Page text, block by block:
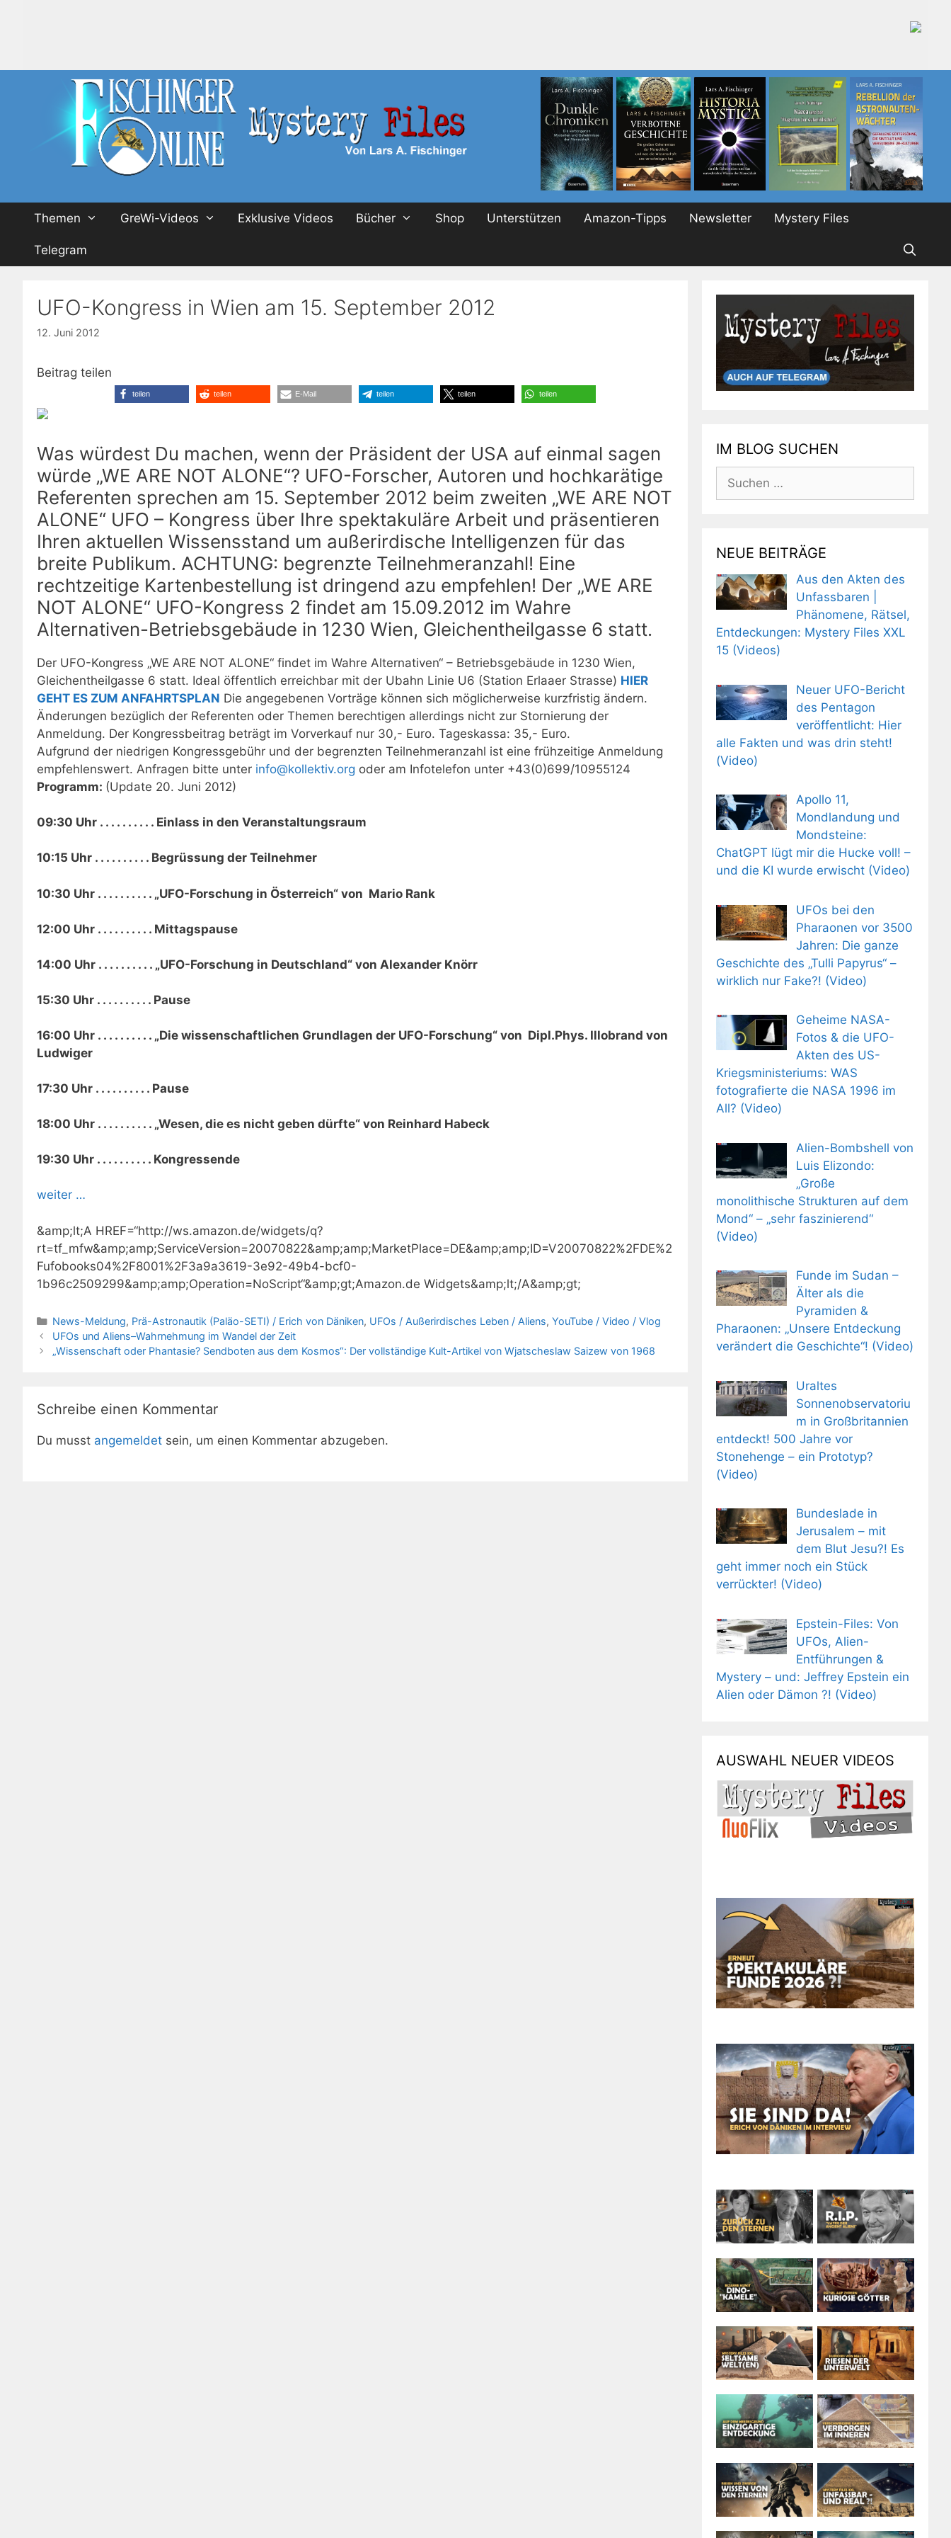
Themen GreWi-Videos Exklusive Videos Bücher Shop Unterstützen Amazon-Tipps Newsletter Mystery Files
Telegram
UFO-Kongress in Wien am 15. September 2012
12. Juni 2012
Beitrag teilen
teilen teilen E-Mail teilen teilen teilen
Was würdest Du machen, wenn der Präsident der USA auf einmal sagen
würde „WE ARE NOT ALONE“? UFO-Forscher, Autoren und hochkarätige
Referenten sprechen am 15. September 2012 beim zweiten „WE ARE NOT
ALONE“ UFO – Kongress über Ihre spektakuläre Arbeit und präsentieren
Ihren aktuellen Wissensstand um außerirdische Intelligenzen für das
breite Publikum. ACHTUNG: begrenzte Teilnehmeranzahl! Eine
rechtzeitige Kartenbestellung ist dringend azu empfehlen! Der „WE ARE
NOT ALONE“ UFO-Kongress 2 findet am 15.09.2012 im Wahre
Alternativen-Betriebsgebäude in 1230 Wien, Gleichentheilgasse 6 statt.
Der UFO-Kongress „WE ARE NOT ALONE“ findet im Wahre Alternativen“ – Betriebsgebäude in 1230 Wien,
Gleichentheilgasse 6 statt. Ideal öffentlich erreichbar mit der Ubahn Linie U6 (Station Erlaaer Strasse) HIER
GEHT ES ZUM ANFAHRTSPLAN Die angegebenen Vorträge können sich möglicherweise kurzfristig ändern.
Änderungen bezüglich der Referenten oder Themen berechtigen allerdings nicht zur Stornierung der
Anmeldung. Der Kongressbeitrag beträgt im Vorverkauf nur 30,- Euro. Tageskassa: 35,- Euro.
Aufgrund der niedrigen Kongressgebühr und der begrenzten Teilnehmeranzahl ist eine frühzeitige Anmeldung
empfehlenswert. Anfragen bitte unter info@kollektiv.org oder am Infotelefon unter +43(0)699/10955124
Programm: (Update 20. Juni 2012)
09:30 Uhr . . . . . . . . . . Einlass in den Veranstaltungsraum
10:15 Uhr . . . . . . . . . . Begrüssung der Teilnehmer
10:30 Uhr . . . . . . . . . . „UFO-Forschung in Österreich“ von Mario Rank
12:00 Uhr . . . . . . . . . . Mittagspause
14:00 Uhr . . . . . . . . . . „UFO-Forschung in Deutschland“ von Alexander Knörr
15:30 Uhr . . . . . . . . . . Pause
16:00 Uhr . . . . . . . . . . „Die wissenschaftlichen Grundlagen der UFO-Forschung“ von Dipl.Phys. Illobrand von
Ludwiger
17:30 Uhr . . . . . . . . . . Pause
18:00 Uhr . . . . . . . . . . „Wesen, die es nicht geben dürfte“ von Reinhard Habeck
19:30 Uhr . . . . . . . . . . Kongressende
weiter …
&amp;lt;A HREF=“http://ws.amazon.de/widgets/q?
rt=tf_mfw&amp;amp;ServiceVersion=20070822&amp;amp;MarketPlace=DE&amp;amp;ID=V20070822%2FDE%2
Fufobooks04%2F8001%2F3a9a3619-3e92-49b4-bcf0-
1b96c2509299&amp;amp;Operation=NoScript“&amp;gt;Amazon.de Widgets&amp;lt;/A&amp;gt;
Kategorien
News-Meldung, Prä-Astronautik (Paläo-SETI) / Erich von Däniken, UFOs / Außerirdisches Leben / Aliens, YouTube / Video / Vlog
UFOs und Aliens–Wahrnehmung im Wandel der Zeit
„Wissenschaft oder Phantasie? Sendboten aus dem Kosmos“: Der vollständige Kult-Artikel von Wjatscheslaw Saizew von 1968
Schreibe einen Kommentar
Du musst angemeldet sein, um einen Kommentar abzugeben.
IM BLOG SUCHEN
Suchen
nach:
NEUE BEITRÄGE
Aus den Akten des
Unfassbaren |
Phänomene, Rätsel,
Entdeckungen: Mystery Files XXL
15 (Videos)
Neuer UFO-Bericht
des Pentagon
veröffentlicht: Hier
alle Fakten und was drin steht!
(Video)
Apollo 11,
Mondlandung und
Mondsteine:
ChatGPT lügt mir die Hucke voll! –
und die KI wurde erwischt (Video)
UFOs bei den
Pharaonen vor 3500
Jahren: Die ganze
Geschichte des „Tulli Papyrus“ –
wirklich nur Fake?! (Video)
Geheime NASA-
Fotos & die UFO-
Akten des US-
Kriegsministeriums: WAS
fotografierte die NASA 1996 im
All? (Video)
Alien-Bombshell von
Luis Elizondo:
„Große
monolithische Strukturen auf dem
Mond“ – „sehr faszinierend“
(Video)
Funde im Sudan –
Älter als die
Pyramiden &
Pharaonen: „Unsere Entdeckung
verändert die Geschichte“! (Video)
Uraltes
Sonnenobservatoriu
m in Großbritannien
entdeckt! 500 Jahre vor
Stonehenge – ein Prototyp?
(Video)
Bundeslade in
Jerusalem – mit
dem Blut Jesu?! Es
geht immer noch ein Stück
verrückter! (Video)
Epstein-Files: Von
UFOs, Alien-
Entführungen &
Mystery – und: Jeffrey Epstein ein
Alien oder Dämon ?! (Video)
AUSWAHL NEUER VIDEOS